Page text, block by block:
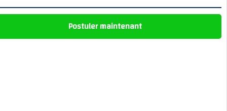
Postuler maintenant